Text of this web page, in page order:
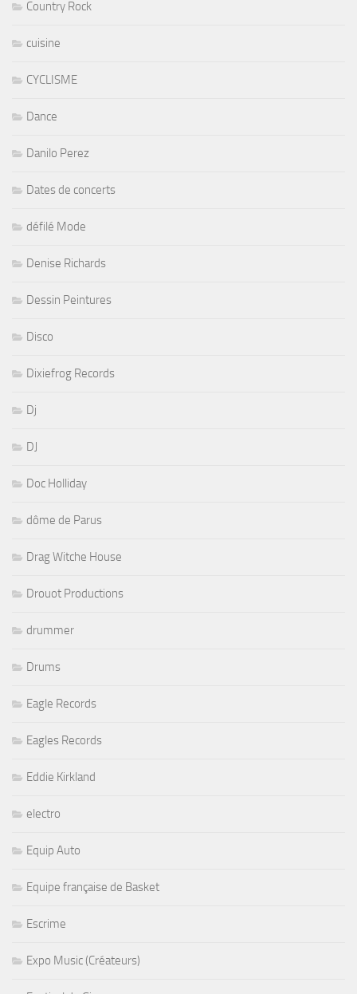
Country Rock
cuisine
CYCLISME
Dance
Danilo Perez
Dates de concerts
défilé Mode
Denise Richards
Dessin Peintures
Disco
Dixiefrog Records
Dj
DJ
Doc Holliday
dôme de Parus
Drag Witche House
Drouot Productions
drummer
Drums
Eagle Records
Eagles Records
Eddie Kirkland
electro
Equip Auto
Equipe française de Basket
Escrime
Expo Music (Créateurs)